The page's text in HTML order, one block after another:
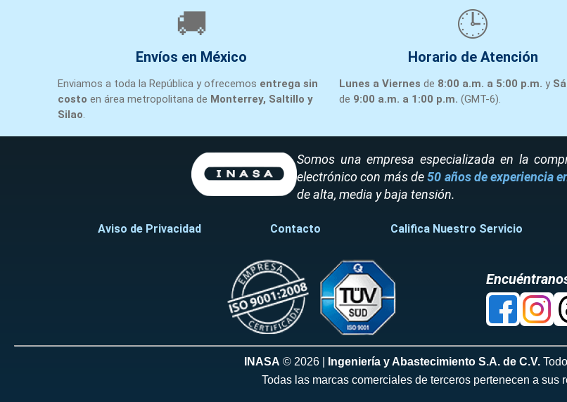
🚚
Envíos en México
Enviamos a toda la República y ofrecemos entrega sin
costo en área metropolitana de Monterrey, Saltillo y
Silao.
🕒
Horario de Atención
Lunes a Viernes de 8:00 a.m. a 5:00 p.m. y
de 9:00 a.m. a 1:00 p.m. (GMT-6).
Somos una empresa especializada en la
electrónico con más de50 años de experiencia
de alta, media y baja tensión.
Aviso de Privacidad Contacto Califica Nuestro Servicio
INASA © 2026 | Ingeniería y Abastecimiento S.A. de C.V.
Todas las marcas comerciales de terceros pertenecen a sus